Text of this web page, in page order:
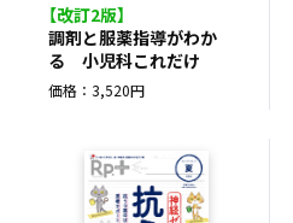
【改訂2版】
調剤と服薬指導がわか
る 小児科これだけ
価格：3,520円